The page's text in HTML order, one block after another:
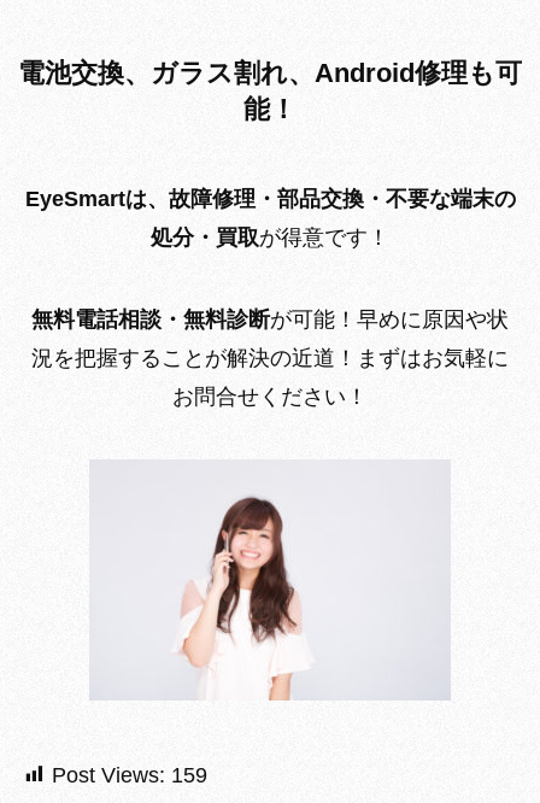
電池交換、ガラス割れ、Android修理も可
能！
EyeSmartは、故障修理・部品交換・不要な端末の
処分・買取が得意です！
無料電話相談・無料診断が可能！ 早めに原因や状
況を把握することが解決の近道！まずはお気軽に
お問合せください！
Post Views: 159